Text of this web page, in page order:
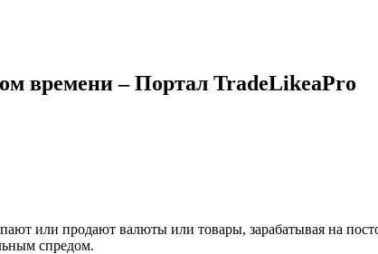
времени – Портал TradeLikeaPro
или продают валюты или товары, зарабатывая на
спредом.